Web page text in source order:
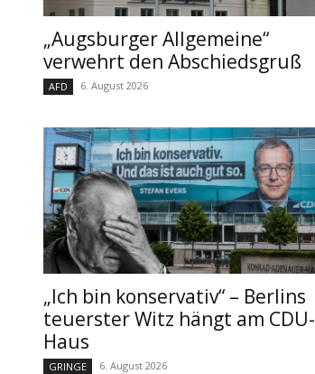
„Augsburger Allgemeine“
verwehrt den Abschiedsgruß
AFD 6. August 2026
„Ich bin konservativ“ – Berlins
teuerster Witz hängt am CDU-
Haus
GRINGE 6. August 2026